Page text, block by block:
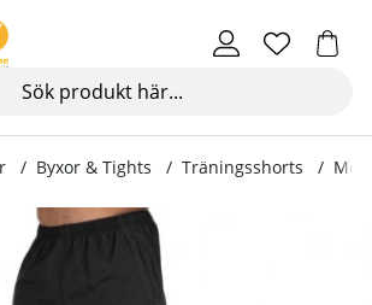
Byxor & Tights Träningsshorts
2-In-1 Shorts, black